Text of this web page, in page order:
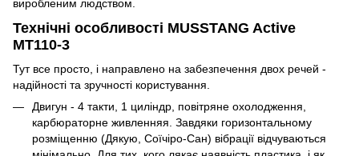
виробленим людством.
Технічні особливості MUSSTANG Active
MT110-3
Тут все просто, і направлено на забезпечення двох речей -
надійності та зручності користування.
Двигун - 4 такти, 1 циліндр, повітряне охолодження,
карбюраторне живленняя. Завдяки горизонтальному
розміщенню (Дякую, Соїчіро-Сан) вібрації відчуваються